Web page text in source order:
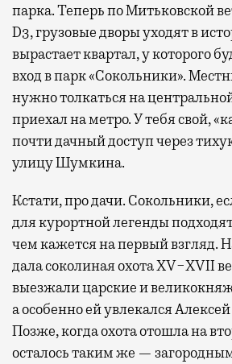
парка. Теперь по Митьковской
D3, грузовые дворы уходят в
вырастает квартал, у которого
вход в парк «Сокольники».
нужно толкаться на
приехал на метро. У тебя свой,
почти дачный доступ через
улицу Шумкина.
Кстати, про дачи. Сокольники,
для курортной легенды
чем кажется на первый взгляд.
дала соколиная охота XV−XVII
выезжали царские и
а особенно ей увлекался
Позже, когда охота отошла на
осталось таким же —